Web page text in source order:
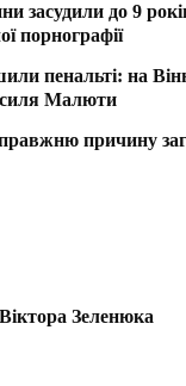
засудили до 9
порнографії
пенальті: на
Малюти
причину
Зеленюка